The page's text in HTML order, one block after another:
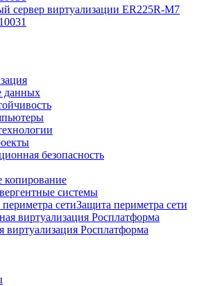
сервер виртуализации ER225R-M7
данных
безопасность
копирование
системы
Защита периметра сети
виртуализация Росплатформа